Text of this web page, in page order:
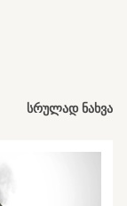
სრულად ნახვა